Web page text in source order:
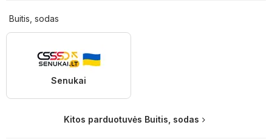
Buitis, sodas
Senukai
Kitos parduotuvės Buitis, sodas